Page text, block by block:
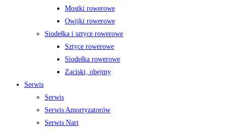
Mostki rowerowe
Owijki rowerowe
Siodełka i sztyce rowerowe
Sztyce rowerowe
Siodełka rowerowe
Zaciski, obejmy
Serwis
Serwis
Serwis Amortyzatorów
Serwis Nart